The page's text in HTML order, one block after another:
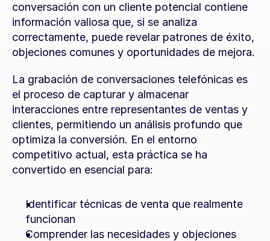
conversación con un cliente potencial contiene
información valiosa que, si se analiza
correctamente, puede revelar patrones de éxito,
objeciones comunes y oportunidades de mejora.
La grabación de conversaciones telefónicas es
el proceso de capturar y almacenar
interacciones entre representantes de ventas y
clientes, permitiendo un análisis profundo que
optimiza la conversión. En el entorno
competitivo actual, esta práctica se ha
convertido en esencial para:
Identificar técnicas de venta que realmente
funcionan
Comprender las necesidades y objeciones